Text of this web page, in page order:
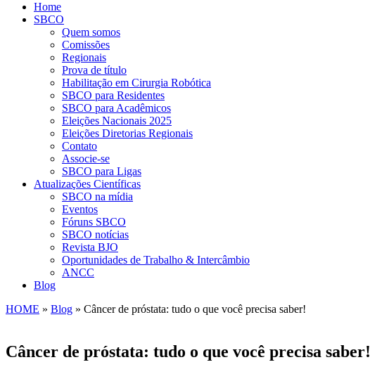
Home
SBCO
Quem somos
Comissões
Regionais
Prova de título
Habilitação em Cirurgia Robótica
SBCO para Residentes
SBCO para Acadêmicos
Eleições Nacionais 2025
Eleições Diretorias Regionais
Contato
Associe-se
SBCO para Ligas
Atualizações Científicas
SBCO na mídia
Eventos
Fóruns SBCO
SBCO notícias
Revista BJO
Oportunidades de Trabalho & Intercâmbio
ANCC
Blog
HOME » Blog » Câncer de próstata: tudo o que você precisa saber!
Câncer de próstata: tudo o que você precisa saber!